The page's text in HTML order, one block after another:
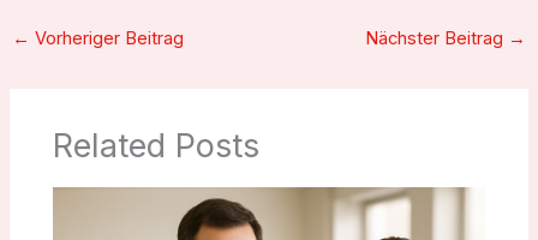
← Vorheriger Beitrag Nächster Beitrag →
Related Posts